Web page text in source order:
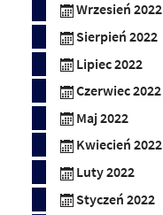
Wrzesień 2022
Sierpień 2022
Lipiec 2022
Czerwiec 2022
Maj 2022
Kwiecień 2022
Luty 2022
Styczeń 2022